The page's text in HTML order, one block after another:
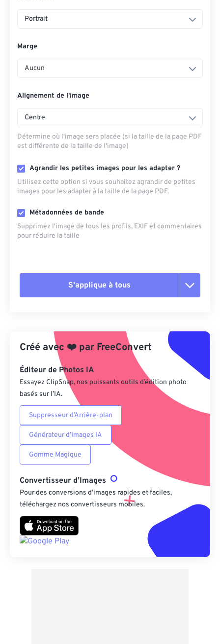
Portrait
Marge
Aucun
Alignement de l'image
Centre
Détermine où l'image sera placée (si la taille de la page PDF
est différente de la taille de l'image)
Agrandir les petites images pour les adapter ?
Utilisez cette option si vous souhaitez agrandir de petites
images pour les adapter à la taille de la page PDF.
Métadonnées de bande
Supprimez l'image de tous les profils, EXIF ​​et commentaires
pour réduire la taille
S'applique à tous
Appliquer à partir du préréglage
Enregistrer comme préréglage
Créé avec ❤️ par FreeConvert
Éditeur de Photos IA
Essayez ClipSnap, nos puissants outils d’édition photo
basés sur l’IA.
Suppresseur d’Arrière-plan
Générateur d’Images IA
Gomme Magique
Convertisseur d’Images
Pour des conversions d’images rapides et faciles,
téléchargez nos convertisseurs mobiles.